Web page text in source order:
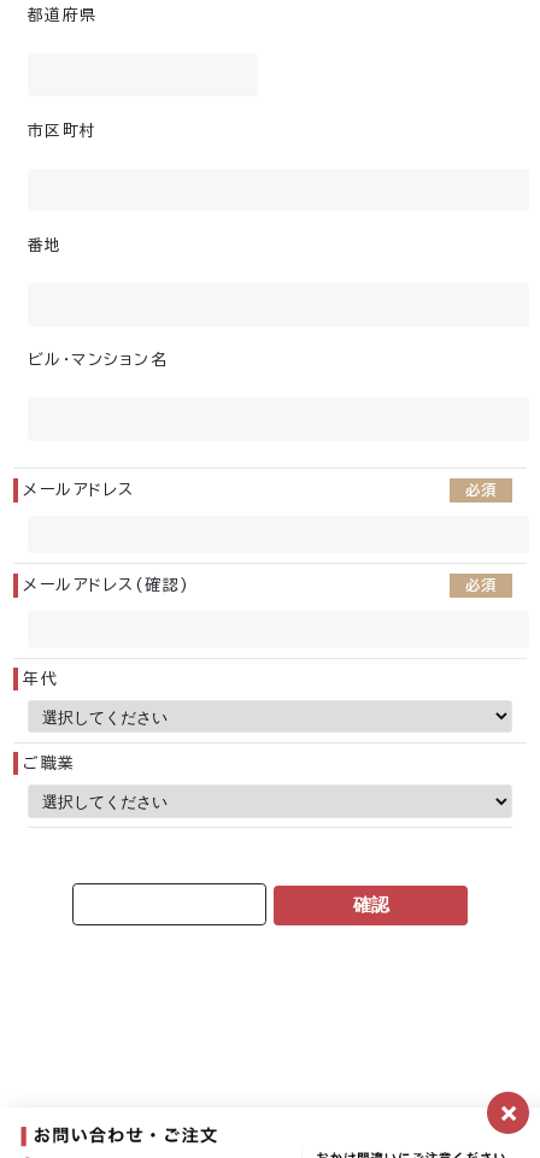
都道府県
市区町村
番地
ビル・マンション名
メールアドレス 必須
メールアドレス(確認) 必須
年代
ご職業
×